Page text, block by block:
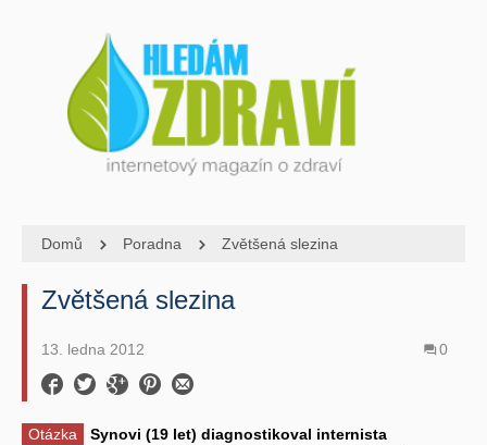
Domů Poradna Zvětšená slezina
Zvětšená slezina
13. ledna 2012 0
Otázka
Synovi (19 let) diagnostikoval internista